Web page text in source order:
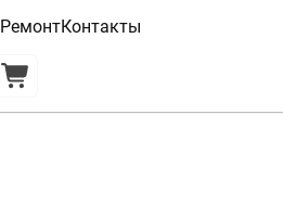
РемонтКонтакты